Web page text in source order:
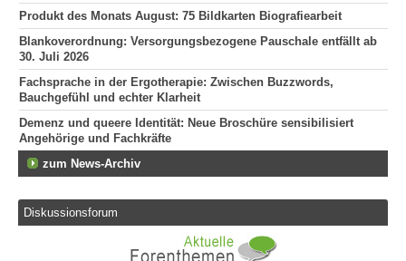
Produkt des Monats August: 75 Bildkarten Biografiearbeit
Blankoverordnung: Versorgungsbezogene Pauschale entfällt ab
30. Juli 2026
Fachsprache in der Ergotherapie: Zwischen Buzzwords,
Bauchgefühl und echter Klarheit
Demenz und queere Identität: Neue Broschüre sensibilisiert
Angehörige und Fachkräfte
zum News-Archiv
Diskussionsforum